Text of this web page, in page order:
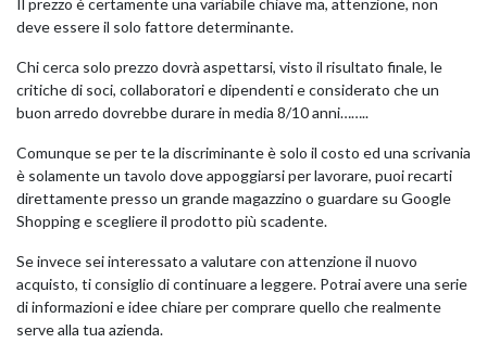
GIANO WOOD –
Il prezzo è certamente una variabile chiave ma, attenzione, non
deve essere il solo fattore determinante.
Chi cerca solo prezzo dovrà aspettarsi, visto il risultato finale, le
critiche di soci, collaboratori e dipendenti e considerato che un
buon arredo dovrebbe durare in media 8/10 anni……..
Comunque se per te la discriminante è solo il costo ed una scrivania
è solamente un tavolo dove appoggiarsi per lavorare, puoi recarti
direttamente presso un grande magazzino o guardare su Google
Shopping e scegliere il prodotto più scadente.
Se invece sei interessato a valutare con attenzione il nuovo
acquisto, ti consiglio di continuare a leggere. Potrai avere una serie
di informazioni e idee chiare per comprare quello che realmente
serve alla tua azienda.